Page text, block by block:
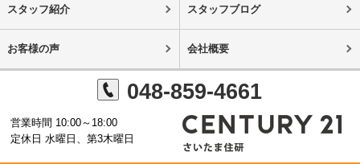
スタッフ紹介 スタッフブログ
お客様の声 会社概要
048-859-4661
営業時間 10:00～18:00
定休日 水曜日、第3木曜日